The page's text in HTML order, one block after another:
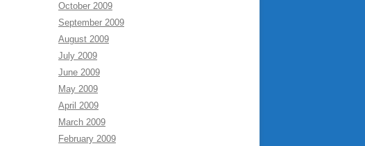
October 2009
September 2009
August 2009
July 2009
June 2009
May 2009
April 2009
March 2009
February 2009